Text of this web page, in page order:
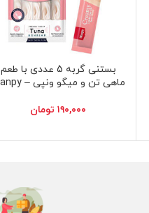
افزودن به سبد خریدبستنی گربه 5 عددی با طعم
ماهی تن و میگو ونپی – Wanpy
۱۹۰,۰۰۰ تومان